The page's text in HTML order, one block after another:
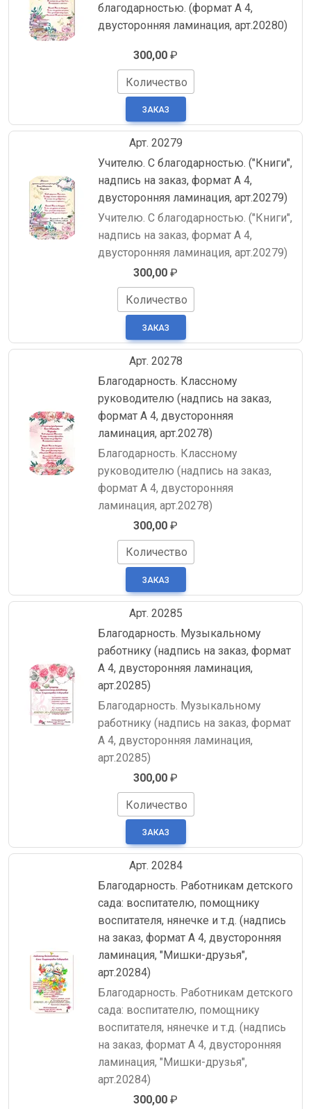
благодарностью. (формат А 4,
двусторонняя ламинация, арт.20280)
300,00 ₽
Количество
Арт. 20279
Учителю. С благодарностью. ("Книги",
надпись на заказ, формат А 4,
двусторонняя ламинация, арт.20279)
Учителю. С благодарностью. ("Книги",
надпись на заказ, формат А 4,
двусторонняя ламинация, арт.20279)
300,00 ₽
Количество
Арт. 20278
Благодарность. Классному
руководителю (надпись на заказ,
формат А 4, двусторонняя
ламинация, арт.20278)
Благодарность. Классному
руководителю (надпись на заказ,
формат А 4, двусторонняя
ламинация, арт.20278)
300,00 ₽
Количество
Арт. 20285
Благодарность. Музыкальному
работнику (надпись на заказ, формат
А 4, двусторонняя ламинация,
арт.20285)
Благодарность. Музыкальному
работнику (надпись на заказ, формат
А 4, двусторонняя ламинация,
арт.20285)
300,00 ₽
Количество
Арт. 20284
Благодарность. Работникам детского
сада: воспитателю, помощнику
воспитателя, нянечке и т.д. (надпись
на заказ, формат А 4, двусторонняя
ламинация, "Мишки-друзья",
арт.20284)
Благодарность. Работникам детского
сада: воспитателю, помощнику
воспитателя, нянечке и т.д. (надпись
на заказ, формат А 4, двусторонняя
ламинация, "Мишки-друзья",
арт.20284)
300,00 ₽